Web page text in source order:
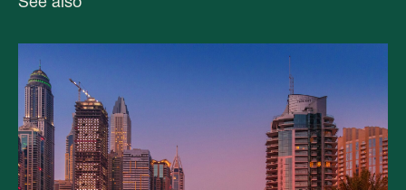
See also